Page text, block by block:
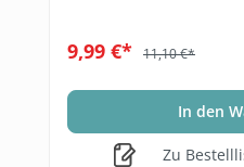
9,99 €* 11,10 €*
In den
Zu